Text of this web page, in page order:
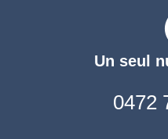
Un seul
0472